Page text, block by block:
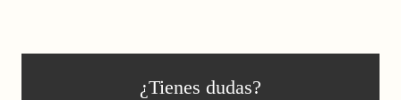
¿Tienes dudas?